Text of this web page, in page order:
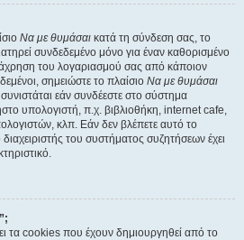
Να με θυμάσαι κατά τη σύνδεση σας, το
συνδεδεμένο μόνο για έναν καθορισμένο
του λογαριασμού σας από κάποιον
σημειώστε το πλαίσιο Να με θυμάσαι
εάν συνδέεστε στο σύστημα
υπολογιστή, π.χ. βιβλιοθήκη, internet cafe,
κλπ. Εάν δεν βλέπετε αυτό το
διαχειριστής του συστήματος συζητήσεων έχει
τα cookies που έχουν δημιουργηθεί από το